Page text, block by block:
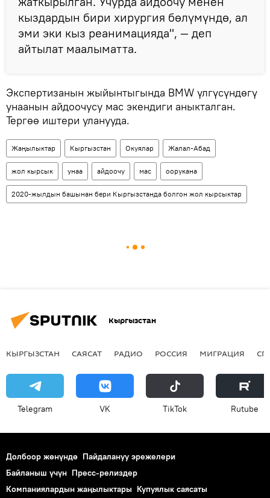
кыздардын бири хирургия бөлүмүндө, ал
эми эки кыз реанимацияда", — деп
айтылат маалыматта.
Экспертизанын жыйынтыгында BMW үлгүсүндөгү
унаанын айдоочусу мас экендиги аныкталган.
Тергөө иштери уланууда.
Жаңылыктар Кыргызстан Окуялар Жалал-Абад
жол кырсык унаа айдоочу мас оорукана
2020-жылдын башынан бери Кыргызстанда болгон жол кырсыктар
Кыргызстан
КЫРГЫЗСТАН САЯСАТ РАДИО РОССИЯ МИГРАЦИЯ
Telegram VK ТikТоk Rutube
Долбоор жөнүндө Пайдалануу эрежелери
Байланыш үчүн Пресс-релиздер
Компаниялардын жаңылыктары Купуялык саясаты